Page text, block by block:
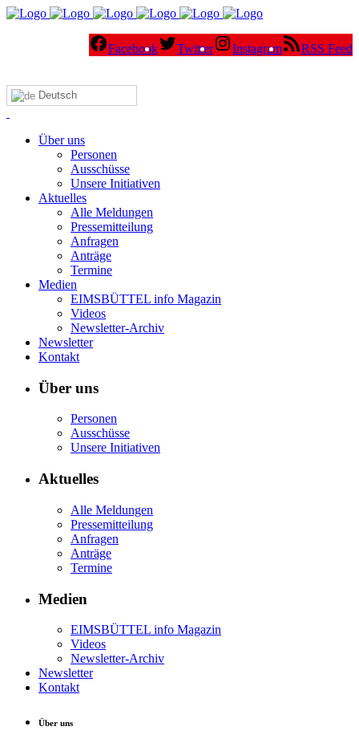
Facebook Twitter Instagram RSS Feed
Deutsch
Über uns
Personen
Ausschüsse
Unsere Initiativen
Aktuelles
Alle Meldungen
Pressemitteilung
Anfragen
Anträge
Termine
Medien
EIMSBÜTTEL info Magazin
Videos
Newsletter-Archiv
Newsletter
Kontakt
Über uns
Personen
Ausschüsse
Unsere Initiativen
Aktuelles
Alle Meldungen
Pressemitteilung
Anfragen
Anträge
Termine
Medien
EIMSBÜTTEL info Magazin
Videos
Newsletter-Archiv
Newsletter
Kontakt
Über uns